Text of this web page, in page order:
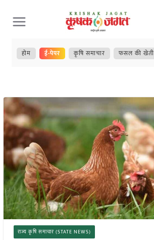
Skip
to
content
होम ई-पेपर कृषि समाचार फसल की खेती
राज्य कृषि समाचार (STATE NEWS)